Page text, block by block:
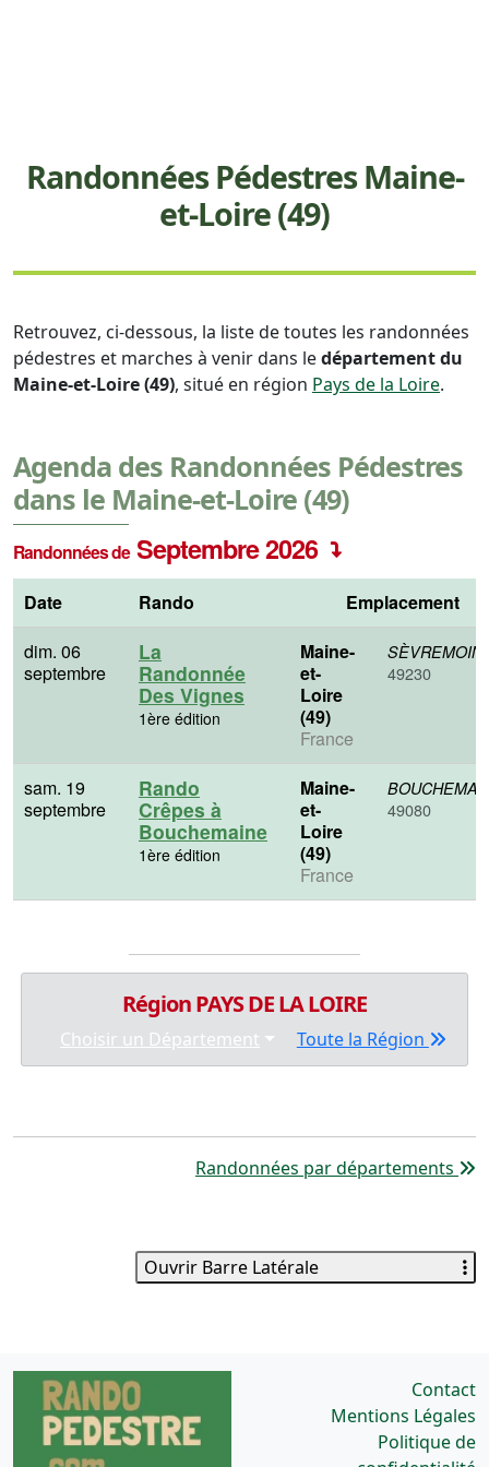
Randonnées Pédestres Maine-
et-Loire (49)
Retrouvez, ci-dessous, la liste de toutes les randonnées
pédestres et marches à venir dans ledépartement du
Maine-et-Loire (49), situé en région Pays de la Loire.
Agenda des Randonnées Pédestres
dans le Maine-et-Loire (49)
Randonnées de Septembre 2026
Date Rando
Emplacement
dim. 06
septembre
La
Randonnée
Des Vignes
1ère édition
Maine-
et-
Loire
(49)
France
49230
sam. 19
septembre
Rando
Crêpes à
Bouchemaine
1ère édition
Maine-
et-
Loire
(49)
France
49080
Région PAYS DE LA LOIRE
Choisir un Département Toute la Région
Randonnées par départements
Ouvrir Barre Latérale
Contact
Mentions Légales
Politique de